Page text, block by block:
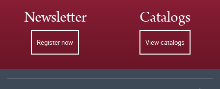
Newsletter
Register now
Catalogs
View catalogs